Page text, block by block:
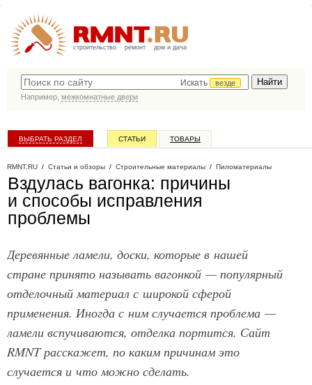
строительство ремонт дом и дача
Искать
везде
Например, межкомнатные двери
ВЫБРАТЬ РАЗДЕЛ СТАТЬИ ТОВАРЫ
RMNT.RU / Статьи и обзоры / Строительные материалы / Пиломатериалы
Вздулась вагонка: причины
и способы исправления
проблемы
Деревянные ламели, доски, которые в нашей
стране принято называть вагонкой — популярный
отделочный материал с широкой сферой
применения. Иногда с ним случается проблема —
ламели вспучиваются, отделка портится. Сайт
RMNT расскажет, по каким причинам это
случается и что можно сделать.